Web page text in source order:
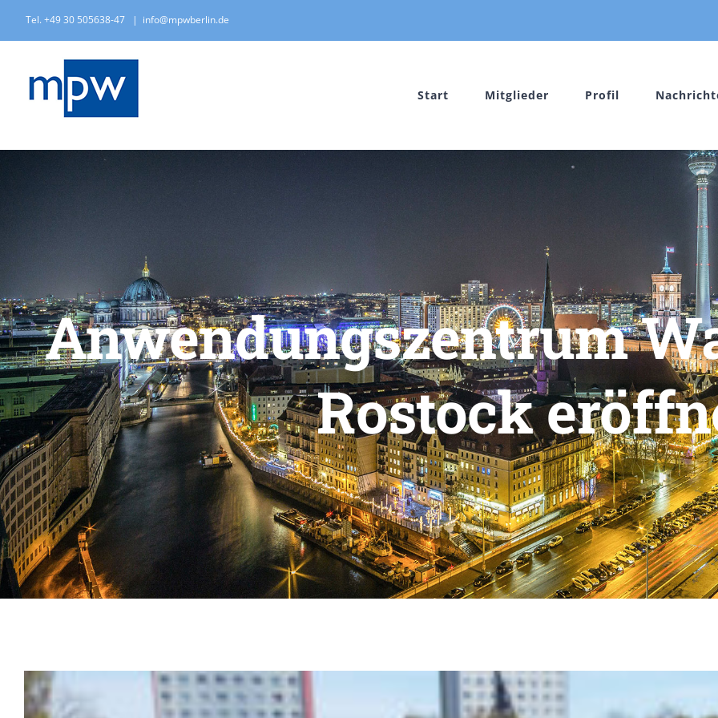
Zum
Inhalt
Tel. +49 30 505638-47 | info@mpwberlin.de
Start Mitglieder Profil
Anwendungszentrum
Rostock
Zeige
grösseres